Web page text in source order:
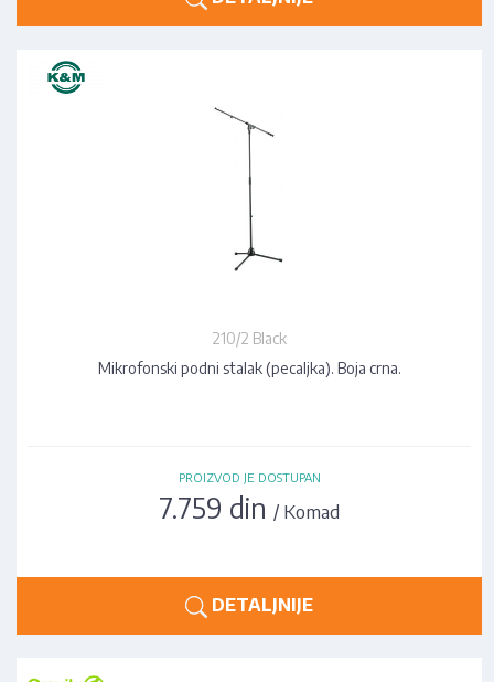
210/2 Black
Mikrofonski podni stalak (pecaljka). Boja crna.
PROIZVOD JE DOSTUPAN
7.759 din / Komad
DETALJNIJE